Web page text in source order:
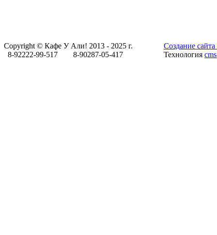
Copyright © Кафе У Али! 2013 - 2025 г.
8-92222-99-517 8-90287-05-417
Создание
Технология